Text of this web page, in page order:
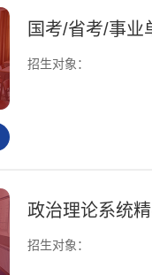
国考/省考/事业
招生对象：
政治理论系统
招生对象：